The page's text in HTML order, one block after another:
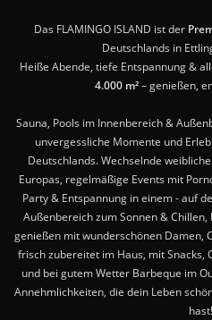
Das FLAMINGO ISLAND ist der
Deutschlands in
Heiße Abende, tiefe Entspannung &
4.000 m²– genießen,
Sauna, Pools im Innenbereich &
unvergessliche Momente und
Deutschlands. Wechselnde
Europas, regelmäßige Events mit
Party & Entspannung in einem - auf
Außenbereich zum Sonnen &
genießen mit wunderschönen Damen,
frisch zubereitet im Haus, mit Snacks,
und bei gutem Wetter Barbeque im
Annehmlichkeiten, die dein Leben
hast!